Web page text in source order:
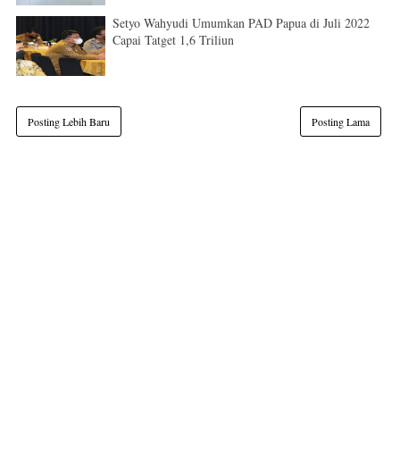
Setyo Wahyudi Umumkan PAD Papua di Juli 2022
Capai Tatget 1,6 Triliun
Posting Lebih Baru Posting Lama